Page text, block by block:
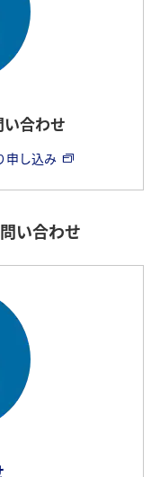
合わせ
申し込み
い合わせ